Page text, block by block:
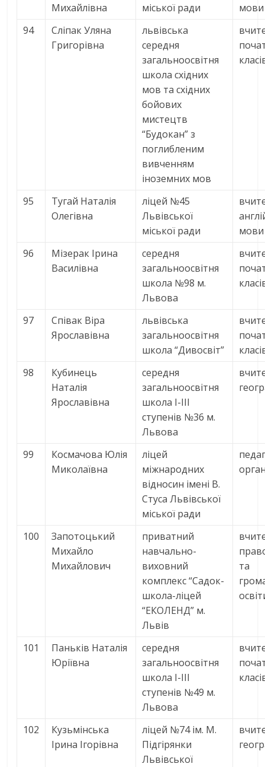
Михайлівна
міської ради
мови
94
Сліпак Уляна
Григорівна
львівська
середня
загальноосвітня
школа східних
мов та східних
бойових
мистецтв
“Будокан” з
поглибленим
вивченням
іноземних мов
95
Тугай Наталія
Олегівна
ліцей №45
Львівської
міської ради
мови
96
Мізерак Ірина
Василівна
середня
загальноосвітня
школа №98 м.
Львова
97
Співак Віра
Ярославівна
львівська
загальноосвітня
школа “Дивосвіт”
98
Кубинець
Наталія
Ярославівна
середня
загальноосвітня
школа I-III
ступенів №36 м.
Львова
99
Космачова Юлія
Миколаївна
ліцей
міжнародних
відносин імені В.
Стуса Львівської
міської ради
100
Запотоцький
Михайло
Михайлович
приватний
навчально-
виховний
комплекс “Садок-
школа-ліцей
“ЕКОЛЕНД” м.
Львів
та
101
Паньків Наталія
Юріївна
середня
загальноосвітня
школа І-ІІІ
ступенів №49 м.
Львова
102
Кузьмінська
Ірина Ігорівна
ліцей №74 ім. М.
Підгірянки
Львівської